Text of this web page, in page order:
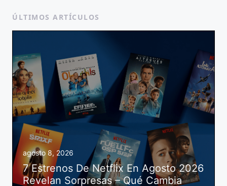
ÚLTIMOS ARTÍCULOS
agosto 8, 2026
7 Estrenos De Netflix En Agosto 2026
Revelan Sorpresas – Qué Cambia